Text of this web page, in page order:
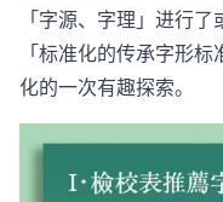
「字源、字理」进行
「标准化的传承字形
化的一次有趣探索。